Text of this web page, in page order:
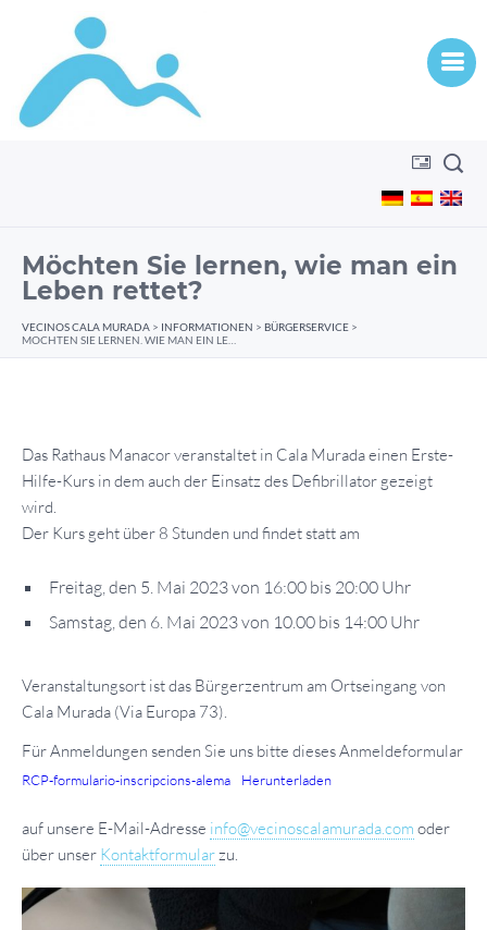
Möchten Sie lernen, wie man ein
Leben rettet?
VECINOS CALA MURADA > INFORMATIONEN > BÜRGERSERVICE >
Das Rathaus Manacor veranstaltet in Cala Murada einen Erste-
Hilfe-Kurs in dem auch der Einsatz des Defibrillator gezeigt
wird.
Der Kurs geht über 8 Stunden und findet statt am
Freitag, den 5. Mai 2023 von 16:00 bis 20:00 Uhr
Samstag, den 6. Mai 2023 von 10.00 bis 14:00 Uhr
Veranstaltungsort ist das Bürgerzentrum am Ortseingang von
Cala Murada (Via Europa 73).
Für Anmeldungen senden Sie uns bitte dieses Anmeldeformular
RCP-formulario-inscripcions-alema Herunterladen
auf unsere E-Mail-Adresse info@vecinoscalamurada.com oder
über unser Kontaktformularzu.